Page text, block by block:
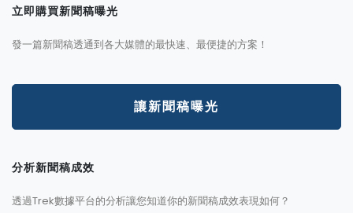
立即購買新聞稿曝光
發一篇新聞稿透通到各大媒體的最快速、最便捷的方案！
讓新聞稿曝光
分析新聞稿成效
透過Trek數據平台的分析讓您知道你的新聞稿成效表現如何？